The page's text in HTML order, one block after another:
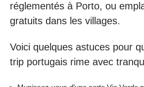
réglementés à Porto, ou
gratuits dans les villages.
Voici quelques astuces pour
trip portugais rime avec